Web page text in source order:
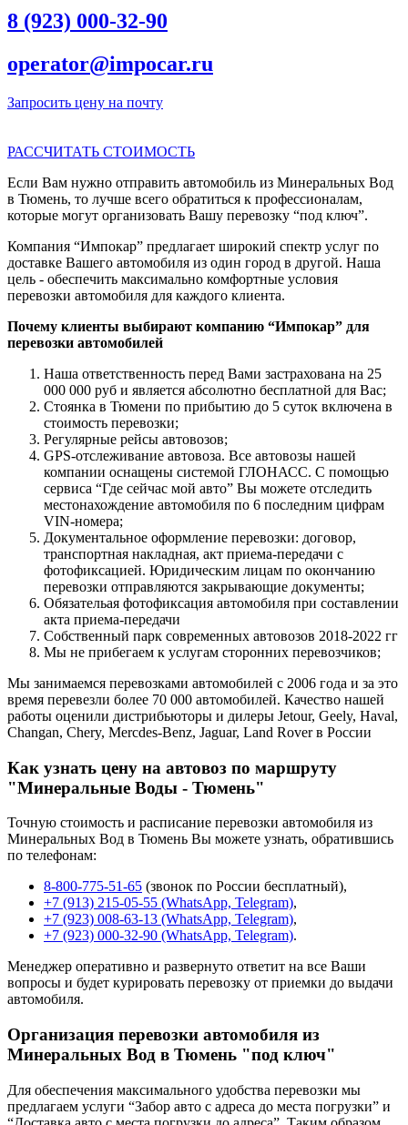
8 (923) 000-32-90
operator@impocar.ru
Запросить цену на почту
РАССЧИТАТЬ СТОИМОСТЬ
Если Вам нужно отправить автомобиль из Минеральных Вод
в Тюмень, то лучше всего обратиться к профессионалам,
которые могут организовать Вашу перевозку “под ключ”.
Компания “Импокар” предлагает широкий спектр услуг по
доставке Вашего автомобиля из один город в другой. Наша
цель - обеспечить максимально комфортные условия
перевозки автомобиля для каждого клиента.
Почему клиенты выбирают компанию “Импокар” для
перевозки автомобилей
Наша ответственность перед Вами застрахована на 25
000 000 руб и является абсолютно бесплатной для Вас;
Стоянка в Тюмени по прибытию до 5 суток включена в
стоимость перевозки;
Регулярные рейсы автовозов;
GPS-отслеживание автовоза. Все автовозы нашей
компании оснащены системой ГЛОНАСС. С помощью
сервиса “Где сейчас мой авто” Вы можете отследить
местонахождение автомобиля по 6 последним цифрам
VIN-номера;
Документальное оформление перевозки: договор,
транспортная накладная, акт приема-передачи с
фотофиксацией. Юридическим лицам по окончанию
перевозки отправляются закрывающие документы;
Обязательая фотофиксация автомобиля при составлении
акта приема-передачи
Собственный парк современных автовозов 2018-2022 гг
Мы не прибегаем к услугам сторонних перевозчиков;
Мы занимаемся перевозками автомобилей с 2006 года и за это
время перевезли более 70 000 автомобилей. Качество нашей
работы оценили дистрибьюторы и дилеры Jetour, Geely, Haval,
Changan, Chery, Mercdes-Benz, Jaguar, Land Rover в России
Как узнать цену на автовоз по маршруту
"Минеральные Воды - Тюмень"
Точную стоимость и расписание перевозки автомобиля из
Минеральных Вод в Тюмень Вы можете узнать, обратившись
по телефонам:
8-800-775-51-65 (звонок по России бесплатный),
+7 (913) 215-05-55 (WhatsApp, Telegram),
+7 (923) 008-63-13 (WhatsApp, Telegram),
+7 (923) 000-32-90 (WhatsApp, Telegram).
Менеджер оперативно и развернуто ответит на все Ваши
вопросы и будет курировать перевозку от приемки до выдачи
автомобиля.
Организация перевозки автомобиля из
Минеральных Вод в Тюмень "под ключ"
Для обеспечения максимального удобства перевозки мы
предлагаем услуги “Забор авто с адреса до места погрузки” и